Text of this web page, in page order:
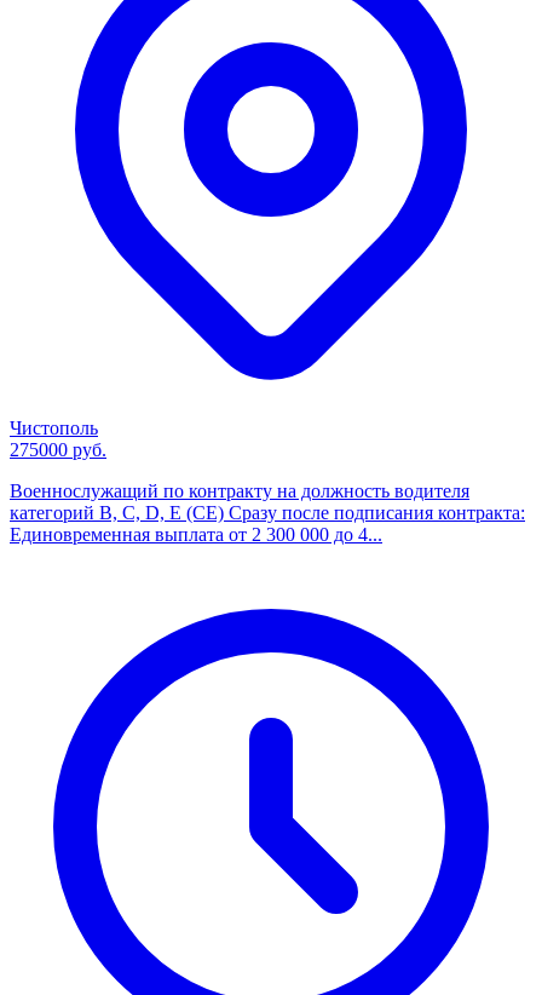
Чистополь
275000 руб.
Военнослужащий по контракту на должность водителя
категорий B, С, D, E (CE) Сразу после подписания контракта:
Единовременная выплата от 2 300 000 до 4...